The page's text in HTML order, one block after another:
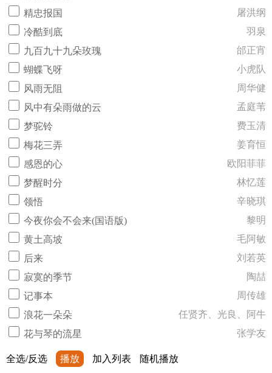
精忠报国
屠洪纲
冷酷到底
羽泉
九百九十九朵玫瑰
邰正宵
蝴蝶飞呀
小虎队
风雨无阻
周华健
风中有朵雨做的云
孟庭苇
梦驼铃
费玉清
梅花三弄
姜育恒
感恩的心
欧阳菲菲
梦醒时分
林忆莲
领悟
辛晓琪
今夜你会不会来(国语版)
黎明
黄土高坡
毛阿敏
后来
刘若英
寂寞的季节
陶喆
记事本
周传雄
浪花一朵朵
任贤齐、光良、阿牛
花与琴的流星
张学友
全选/反选 播放 加入列表 随机播放